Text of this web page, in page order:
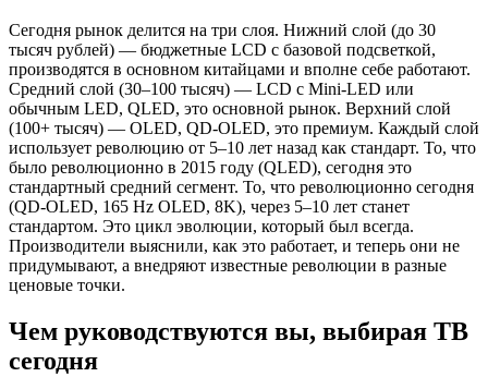
Сегодня рынок делится на три слоя. Нижний слой (до 30
тысяч рублей) — бюджетные LCD с базовой подсветкой,
производятся в основном китайцами и вполне себе работают.
Средний слой (30–100 тысяч) — LCD с Mini-LED или
обычным LED, QLED, это основной рынок. Верхний слой
(100+ тысяч) — OLED, QD-OLED, это премиум. Каждый слой
использует революцию от 5–10 лет назад как стандарт. То, что
было революционно в 2015 году (QLED), сегодня это
стандартный средний сегмент. То, что революционно сегодня
(QD-OLED, 165 Hz OLED, 8K), через 5–10 лет станет
стандартом. Это цикл эволюции, который был всегда.
Производители выяснили, как это работает, и теперь они не
придумывают, а внедряют известные революции в разные
ценовые точки.
Чем руководствуются вы, выбирая ТВ
сегодня